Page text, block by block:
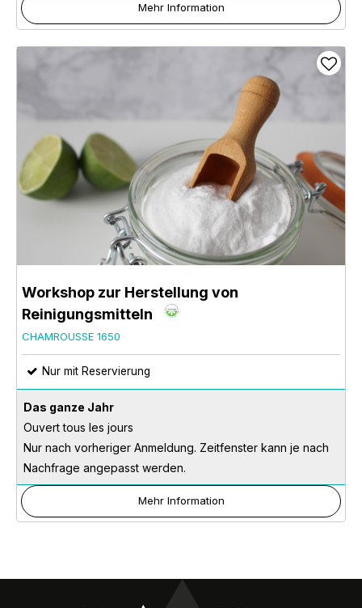
Mehr Information
Workshop zur Herstellung von
Reinigungsmitteln
CHAMROUSSE 1650
Nur mit Reservierung
Das ganze Jahr
Ouvert tous les jours
Nur nach vorheriger Anmeldung. Zeitfenster kann je nach
Nachfrage angepasst werden.
Mehr Information